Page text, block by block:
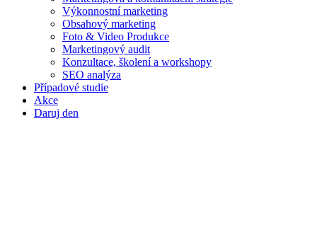
Výkonnostní marketing
Obsahový marketing
Foto & Video Produkce
Marketingový audit
Konzultace, školení a workshopy
SEO analýza
Případové studie
Akce
Daruj den